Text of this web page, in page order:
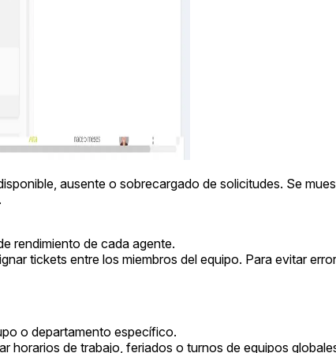
ausente o sobrecargado de solicitudes. Se
rendimiento de cada agente.
tickets entre los miembros del equipo. Para evitar
o departamento específico.
horarios de trabajo, feriados o turnos de equipos